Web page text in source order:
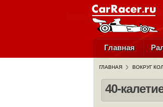
Главная
ГЛАВНАЯ ВОКРУГ
40-